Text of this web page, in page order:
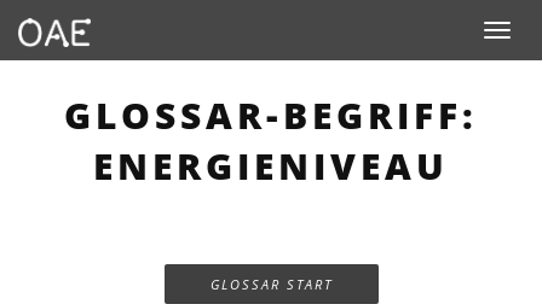
Toggle
GLOSSAR-BEGRIFF:
ENERGIENIVEAU
GLOSSAR START